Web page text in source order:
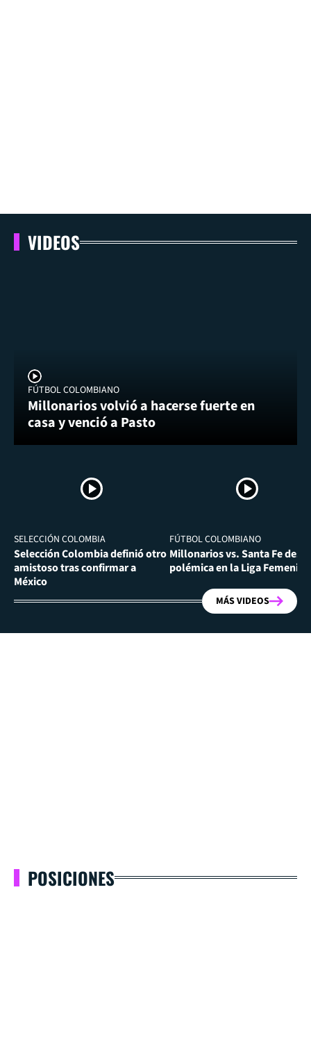
VIDEOS
FÚTBOL COLOMBIANO
Millonarios volvió a hacerse fuerte en
casa y venció a Pasto
SELECCIÓN COLOMBIA
Selección Colombia definió otro
amistoso tras confirmar a
México
FÚTBOL COLOMBIANO
Millonarios vs. Santa Fe
polémica en la Liga Femenina
MÁS VIDEOS
POSICIONES